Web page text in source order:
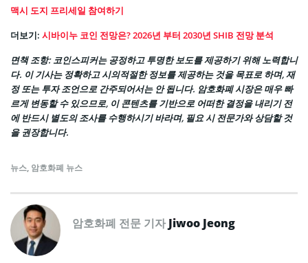
맥시 도지 프리세일 참여하기
더보기: 시바이누 코인 전망은? 2026년 부터 2030년 SHIB 전망 분석
면책 조항: 코인스피커는 공정하고 투명한 보도를 제공하기 위해 노력합니
다. 이 기사는 정확하고 시의적절한 정보를 제공하는 것을 목표로 하며, 재
정 또는 투자 조언으로 간주되어서는 안 됩니다. 암호화폐 시장은 매우 빠
르게 변동할 수 있으므로, 이 콘텐츠를 기반으로 어떠한 결정을 내리기 전
에 반드시 별도의 조사를 수행하시기 바라며, 필요 시 전문가와 상담할 것
을 권장합니다.
뉴스, 암호화폐 뉴스
암호화폐 전문 기자Jiwoo Jeong